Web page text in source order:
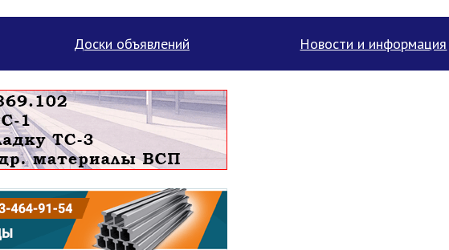
Доски объявлений Новости и информация